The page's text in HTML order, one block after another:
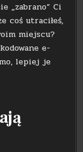
„zabrano” Ci
coś utraciłeś,
miejscu?
e-
lepiej je